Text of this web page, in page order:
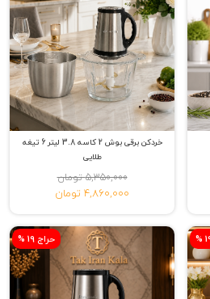
خردکن برقی بوش 2 کاسه 3.8 لیتر 6 تیغه
طلایی
5,350,000 تومان
4,860,000 تومان
% حراج 19